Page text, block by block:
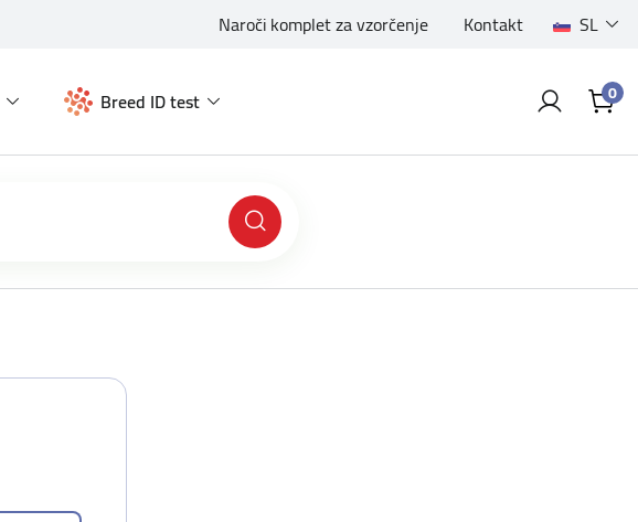
Naroči komplet za vzorčenje Kontakt SL
Breed ID test 0